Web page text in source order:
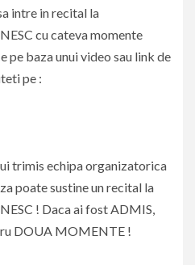
intre in recital la
cu cateva momente
pe baza unui video sau link de
pe :
trimis echipa organizatorica
poate sustine un recital la
! Daca ai fost ADMIS,
DOUA MOMENTE !